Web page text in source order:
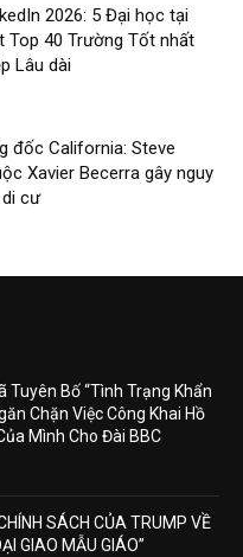
2026: 5 Đại học tại
Top 40 Trường Tốt nhất
Lâu dài
đốc California: Steve
Xavier Becerra gây nguy
cư
Tuyên Bố “Tình Trạng Khẩn
Chặn Việc Công Khai Hồ
Mình Cho Đài BBC
SÁCH CỦA TRUMP VỀ
GIAO MẪU GIÁO”